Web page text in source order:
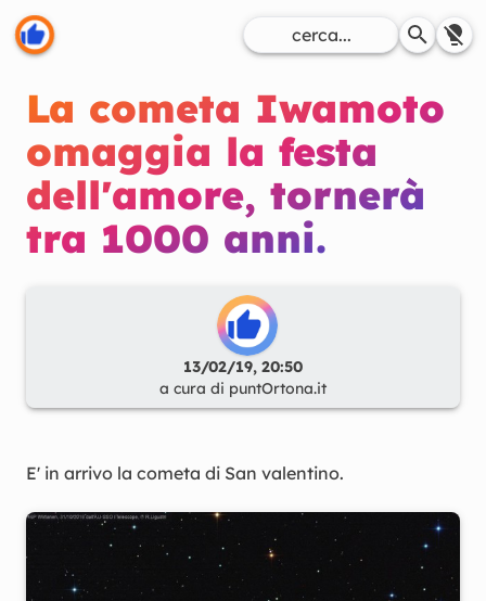
La cometa Iwamoto
omaggia la festa
dell'amore, tornerà
tra 1000 anni.
13/02/19, 20:50
a cura di puntOrtona.it
E' in arrivo la cometa di San valentino.